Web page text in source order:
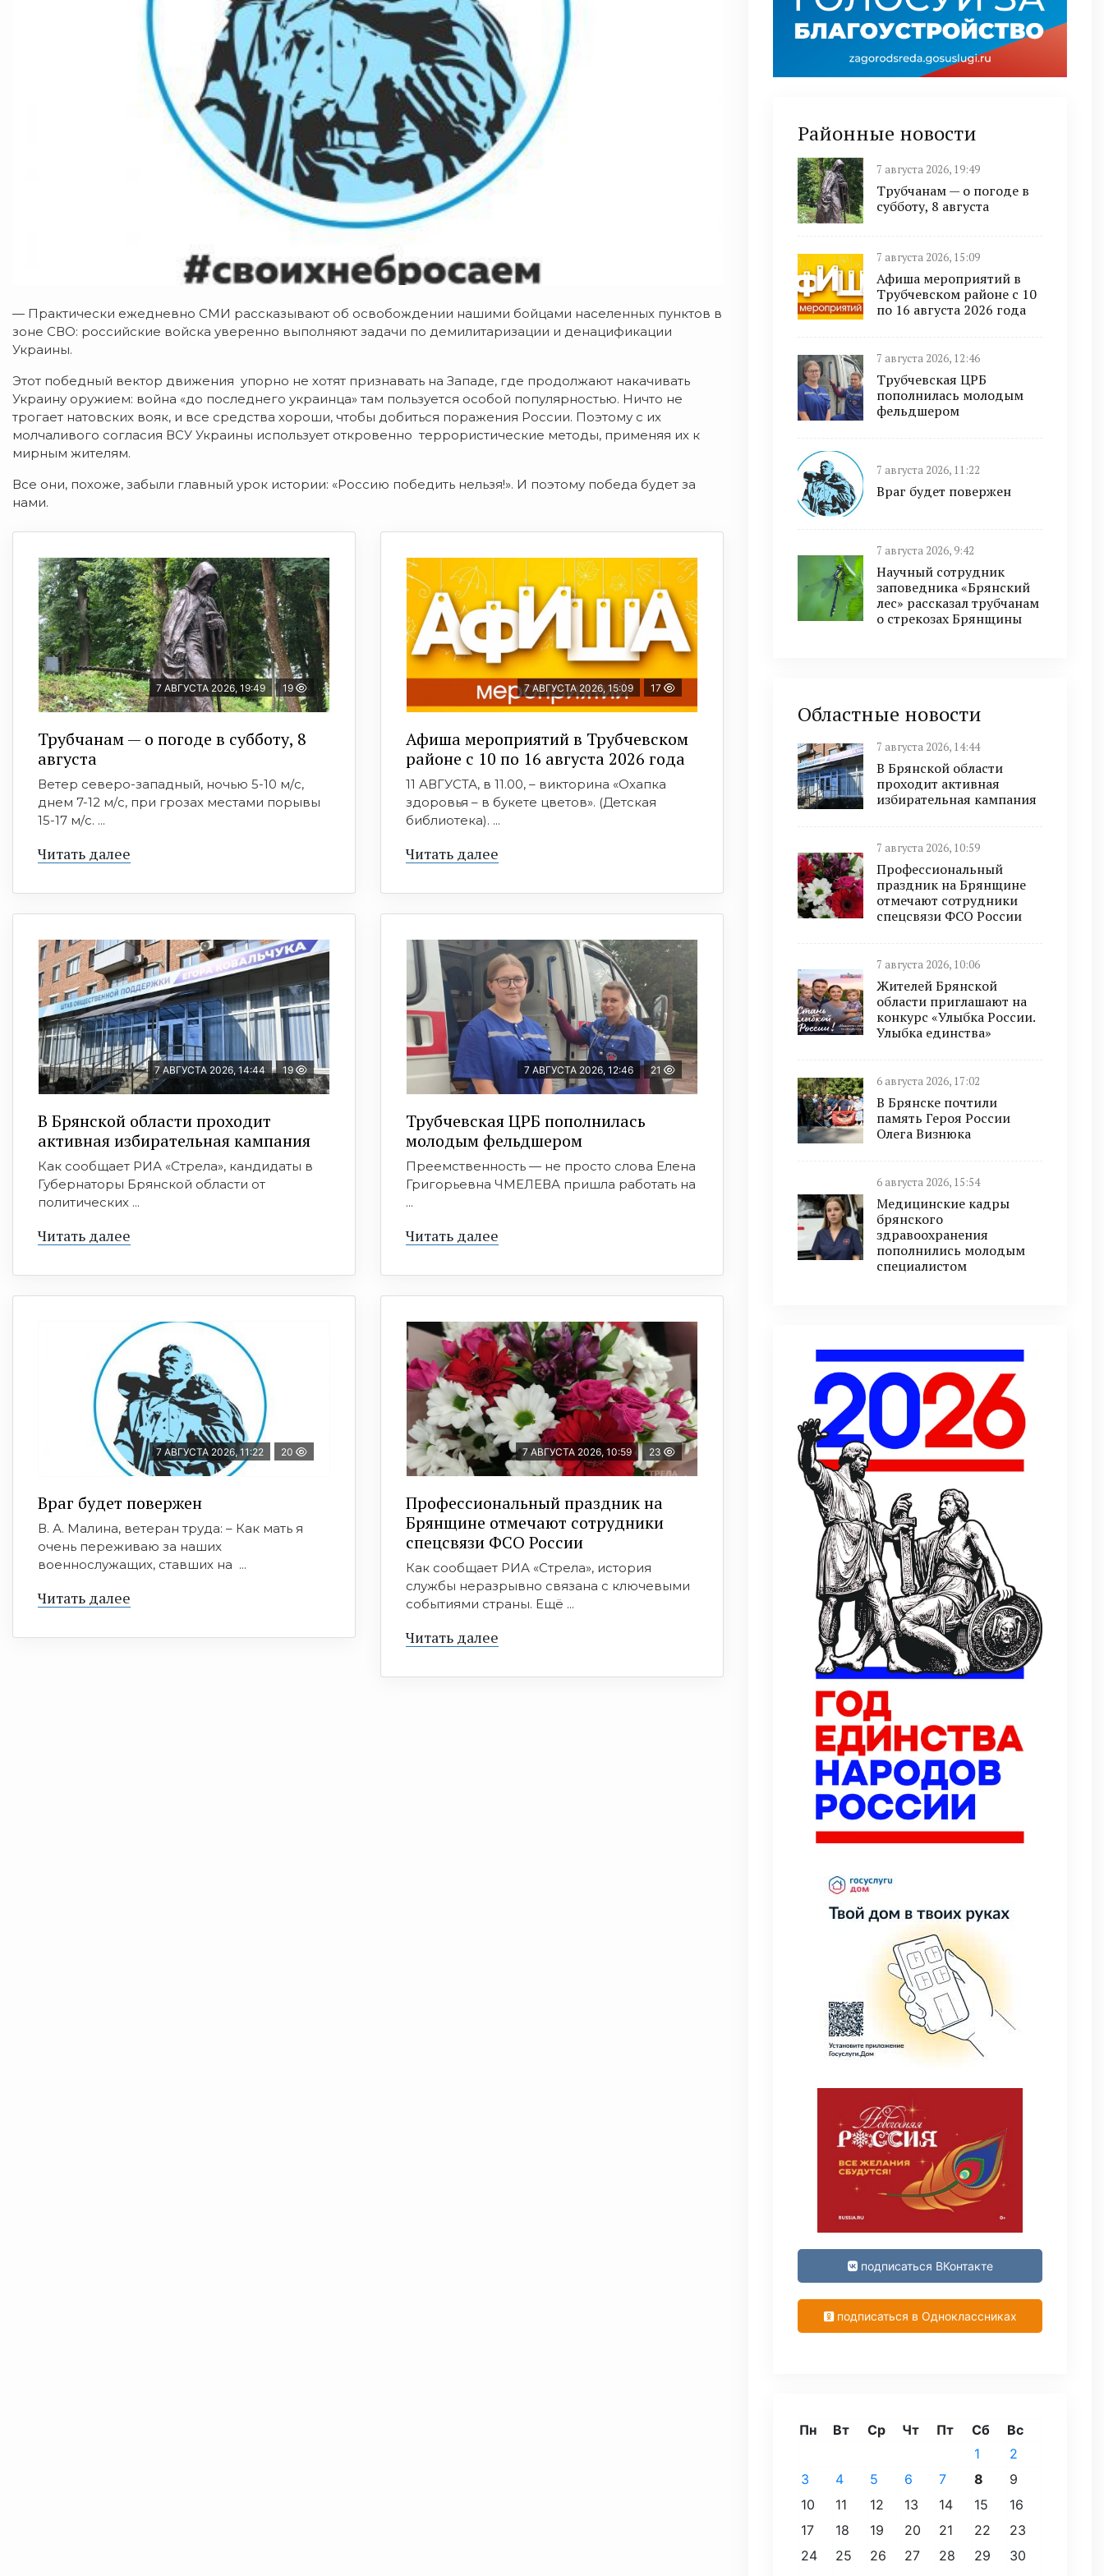
— Практически ежедневно СМИ рассказывают об освобождении нашими бойцами населенных пунктов в
зоне СВО: российские войска уверенно выполняют задачи по демилитаризации и денацификации
Украины.
Этот победный вектор движения упорно не хотят признавать на Западе, где продолжают накачивать
Украину оружием: война «до последнего украинца» там пользуется особой популярностью. Ничто не
трогает натовских вояк, и все средства хороши, чтобы добиться поражения России. Поэтому с их
молчаливого согласия ВСУ Украины использует откровенно террористические методы, применяя их к
мирным жителям.
Все они, похоже, забыли главный урок истории: «Россию победить нельзя!». И поэтому победа будет за
нами.
7 АВГУСТА 2026, 19:49 19
Трубчанам — о погоде в субботу, 8
августа
Ветер северо-западный, ночью 5-10 м/с,
днем 7-12 м/с, при грозах местами порывы
15-17 м/с. ...
Читать далее
7 АВГУСТА 2026, 15:09 17
Афиша мероприятий в Трубчевском
районе с 10 по 16 августа 2026 года
11 АВГУСТА, в 11.00, – викторина «Охапка
здоровья – в букете цветов». (Детская
библиотека). ...
Читать далее
7 АВГУСТА 2026, 14:44 19
В Брянской области проходит
активная избирательная кампания
Как сообщает РИА «Стрела», кандидаты в
Губернаторы Брянской области от
политических ...
Читать далее
7 АВГУСТА 2026, 12:46 21
Трубчевская ЦРБ пополнилась
молодым фельдшером
Преемственность — не просто слова Елена
Григорьевна ЧМЕЛЕВА пришла работать на
...
Читать далее
7 АВГУСТА 2026, 11:22 20
Враг будет повержен
В. А. Малина, ветеран труда: – Как мать я
очень переживаю за наших
военнослужащих, ставших на ...
Читать далее
7 АВГУСТА 2026, 10:59 23
Профессиональный праздник на
Брянщине отмечают сотрудники
спецсвязи ФСО России
Как сообщает РИА «Стрела», история
службы неразрывно связана с ключевыми
событиями страны. Ещё ...
Читать далее
Районные новости
7 августа 2026, 19:49
Трубчанам — о погоде в
субботу, 8 августа
7 августа 2026, 15:09
Афиша мероприятий в
Трубчевском районе с 10
по 16 августа 2026 года
7 августа 2026, 12:46
Трубчевская ЦРБ
пополнилась молодым
фельдшером
7 августа 2026, 11:22
Враг будет повержен
7 августа 2026, 9:42
Научный сотрудник
заповедника «Брянский
лес» рассказал трубчанам
о стрекозах Брянщины
Областные новости
7 августа 2026, 14:44
В Брянской области
проходит активная
избирательная кампания
7 августа 2026, 10:59
Профессиональный
праздник на Брянщине
отмечают сотрудники
спецсвязи ФСО России
7 августа 2026, 10:06
Жителей Брянской
области приглашают на
конкурс «Улыбка России.
Улыбка единства»
6 августа 2026, 17:02
В Брянске почтили
память Героя России
Олега Визнюка
6 августа 2026, 15:54
Медицинские кадры
брянского
здравоохранения
пополнились молодым
специалистом
подписаться ВКонтакте
подписаться в Одноклассниках
Пн Вт Ср Чт Пт Сб
Вс
1
2
3
4 5 6 7 8
9
10
11 12 13 14 15
16
17
18 19 20 21 22
23
24
25 26 27 28 29
30